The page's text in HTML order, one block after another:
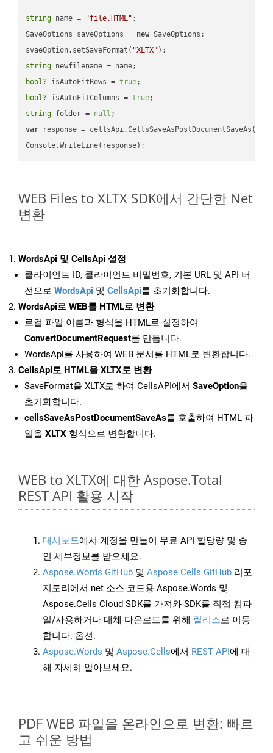
string name = "file.HTML" ;
SaveOptions saveOptions = new SaveOptions;
svaeOption.setSaveFormat( "XLTX"
string
bool? isAutoFitRows = true
bool? isAutoFitColumns = true
string folder = null
var response =
WEB Files to XLTX SDK에서 간단한 Net
변환
WordsApi 및 CellsApi 설정
클라이언트 ID, 클라이언트 비밀번호, 기본 URL 및 API 버
전으로 WordsApi 및 CellsApi를 초기화합니다.
WordsApi로 WEB를 HTML로 변환
로컬 파일 이름과 형식을 HTML로 설정하여
ConvertDocumentRequest를 만듭니다.
WordsApi를 사용하여 WEB 문서를 HTML로 변환합니다.
CellsApi로 HTML을 XLTX로 변환
SaveFormat을 XLTX로 하여 CellsAPI에서 SaveOption을
초기화합니다.
cellsSaveAsPostDocumentSaveAs를 호출하여 HTML 파
일을 XLTX 형식으로 변환합니다.
WEB to XLTX에 대한 Aspose.Total
REST API 활용 시작
대시보드에서 계정을 만들어 무료 API 할당량 및 승
인 세부정보를 받으세요.
Aspose.Words GitHub 및 Aspose.Cells GitHub 리포
지토리에서 net 소스 코드용 Aspose.Words 및
Aspose.Cells Cloud SDK를 가져와 SDK를 직접 컴파
일/사용하거나 대체 다운로드를 위해 릴리스로 이동
합니다. 옵션.
Aspose.Words 및 Aspose.Cells에서 REST API에 대
해 자세히 알아보세요.
PDF WEB 파일을 온라인으로 변환: 빠르
고 쉬운 방법